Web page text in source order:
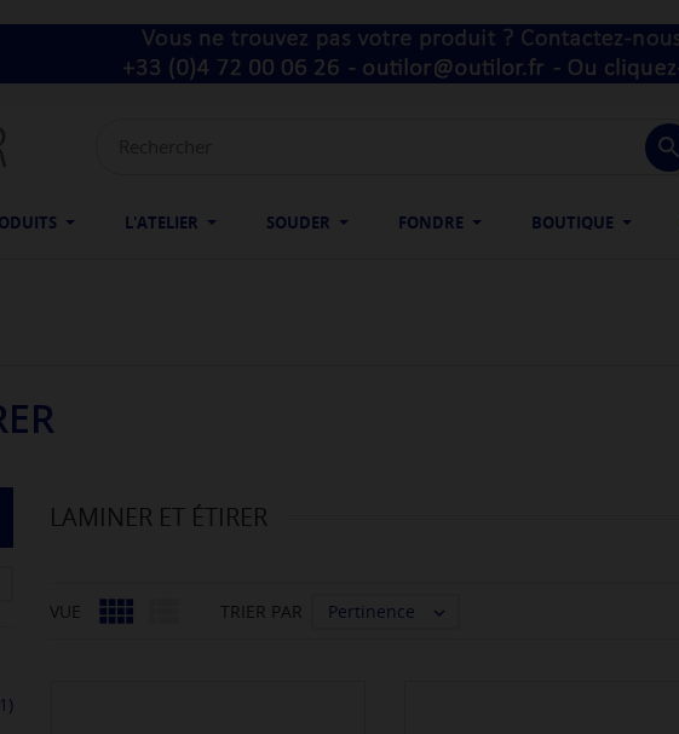

L'ATELIER SOUDER FONDRE BOUTIQUE
LAMINER ET ÉTIRER
VUE  TRIER PAR Pertinence 